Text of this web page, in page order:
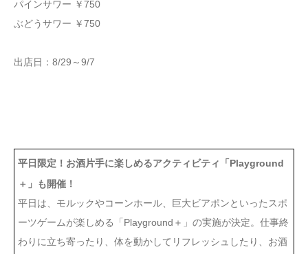
パインサワー ￥750
ぶどうサワー ￥750
出店日：8/29～9/7
平日限定！お酒片手に楽しめるアクティビティ「Playground
＋」も開催！
平日は、モルックやコーンホール、巨大ビアポンといったスポ
ーツゲームが楽しめる「Playground＋」の実施が決定。仕事終
わりに立ち寄ったり、体を動かしてリフレッシュしたり、お酒